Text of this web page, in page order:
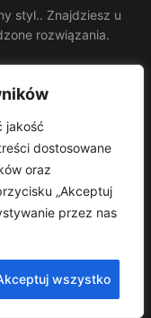
jakość
dostosowane
oraz
„Akceptuj
przez nas
wszystko
styl.. Znajdziesz u
rozwiązania.